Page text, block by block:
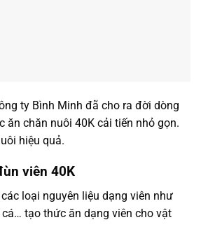
ty Bình Minh đã cho ra đời dòng
ăn chăn nuôi 40K cải tiến nhỏ gọn.
hiệu quả.
viên 40K
loại nguyên liệu dạng viên như
tạo thức ăn dạng viên cho vật